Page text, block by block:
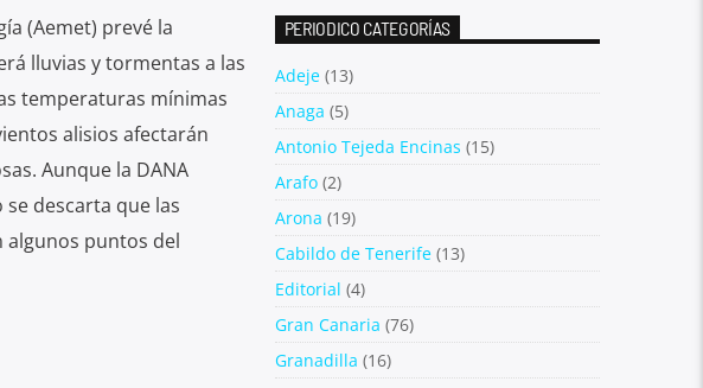
(Aemet) prevé la
lluvias y tormentas a las
temperaturas mínimas
alisios afectarán
Aunque la DANA
descarta que las
algunos puntos del
PERIODICO CATEGORÍAS
Adeje(13)
Anaga (5)
Antonio Tejeda Encinas (15)
Arafo(2)
Arona (19)
Cabildo de Tenerife(13)
Editorial (4)
Gran Canaria (76)
Granadilla (16)